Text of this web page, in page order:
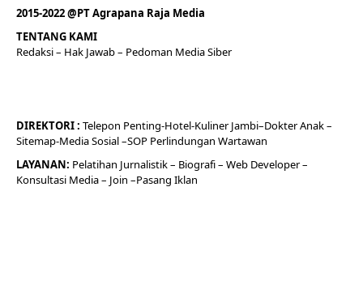
2015-2022 @PT Agrapana Raja Media
TENTANG KAMI
Redaksi– Hak Jawab – Pedoman Media Siber
DIREKTORI: Telepon Penting-Hotel-KulinerJambi–DokterAnak –
Sitemap-Media Sosial –SOP Perlindungan Wartawan
LAYANAN: Pelatihan Jurnalistik – Biografi– Web Developer–
Konsultasi Media– Join –Pasang Iklan